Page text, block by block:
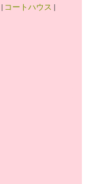
| コートハウス |